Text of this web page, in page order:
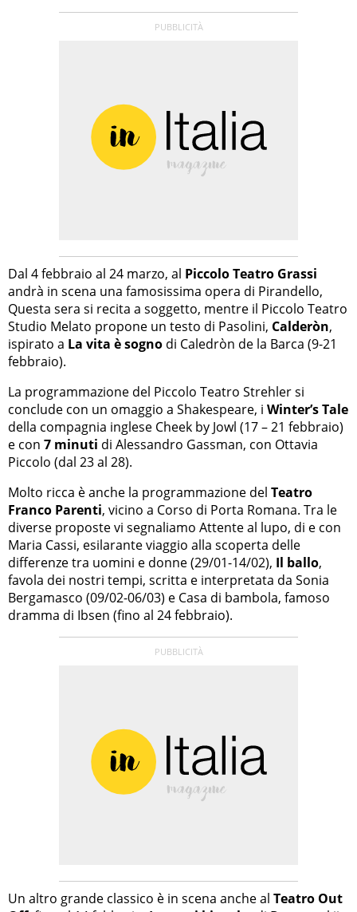
Dal 4 febbraio al 24 marzo, al Piccolo Teatro Grassi
andrà in scena una famosissima opera di Pirandello,
Questa sera si recita a soggetto, mentre il Piccolo Teatro
Studio Melato propone un testo di Pasolini, Calderòn,
ispirato a La vita è sogno di Caledròn de la Barca (9-21
febbraio).
La programmazione del Piccolo Teatro Strehler si
conclude con un omaggio a Shakespeare, i Winter’s Tale
della compagnia inglese Cheek by Jowl (17 – 21 febbraio)
e con 7 minuti di Alessandro Gassman, con Ottavia
Piccolo (dal 23 al 28).
Molto ricca è anche la programmazione del Teatro
Franco Parenti, vicino a Corso di Porta Romana. Tra le
diverse proposte vi segnaliamo Attente al lupo, di e con
Maria Cassi, esilarante viaggio alla scoperta delle
differenze tra uomini e donne (29/01-14/02), Il ballo,
favola dei nostri tempi, scritta e interpretata da Sonia
Bergamasco (09/02-06/03) e Casa di bambola, famoso
dramma di Ibsen (fino al 24 febbraio).
Un altro grande classico è in scena anche al Teatro Out